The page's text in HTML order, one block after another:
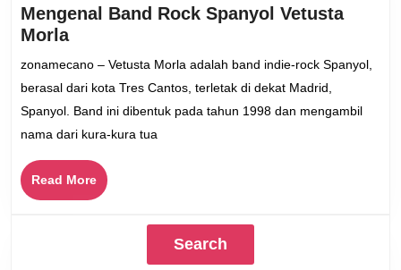
Mengenal Band Rock Spanyol Vetusta
Morla
Band
Spanyol
Vetusta
Morla
zonamecano – Vetusta Morla adalah band indie-rock Spanyol,
berasal dari kota Tres Cantos, terletak di dekat Madrid,
Spanyol. Band ini dibentuk pada tahun 1998 dan mengambil
nama dari kura-kura tua
Read MoreRead
More
Search